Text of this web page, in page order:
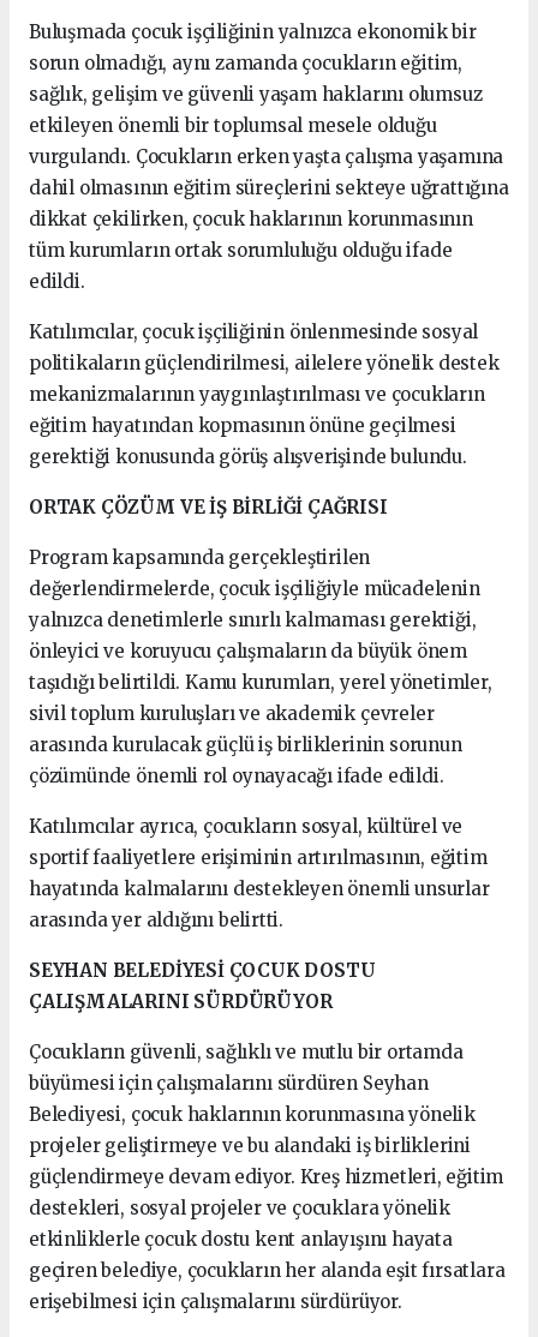
Buluşmada çocuk işçiliğinin yalnızca ekonomik bir
sorun olmadığı, aynı zamanda çocukların eğitim,
sağlık, gelişim ve güvenli yaşam haklarını olumsuz
etkileyen önemli bir toplumsal mesele olduğu
vurgulandı. Çocukların erken yaşta çalışma yaşamına
dahil olmasının eğitim süreçlerini sekteye uğrattığına
dikkat çekilirken, çocuk haklarının korunmasının
tüm kurumların ortak sorumluluğu olduğu ifade
edildi.
Katılımcılar, çocuk işçiliğinin önlenmesinde sosyal
politikaların güçlendirilmesi, ailelere yönelik destek
mekanizmalarının yaygınlaştırılması ve çocukların
eğitim hayatından kopmasının önüne geçilmesi
gerektiği konusunda görüş alışverişinde bulundu.
ORTAK ÇÖZÜM VE İŞ BİRLİĞİ ÇAĞRISI
Program kapsamında gerçekleştirilen
değerlendirmelerde, çocuk işçiliğiyle mücadelenin
yalnızca denetimlerle sınırlı kalmaması gerektiği,
önleyici ve koruyucu çalışmaların da büyük önem
taşıdığı belirtildi. Kamu kurumları, yerel yönetimler,
sivil toplum kuruluşları ve akademik çevreler
arasında kurulacak güçlü iş birliklerinin sorunun
çözümünde önemli rol oynayacağı ifade edildi.
Katılımcılar ayrıca, çocukların sosyal, kültürel ve
sportif faaliyetlere erişiminin artırılmasının, eğitim
hayatında kalmalarını destekleyen önemli unsurlar
arasında yer aldığını belirtti.
SEYHAN BELEDİYESİ ÇOCUK DOSTU
ÇALIŞMALARINI SÜRDÜRÜYOR
Çocukların güvenli, sağlıklı ve mutlu bir ortamda
büyümesi için çalışmalarını sürdüren Seyhan
Belediyesi, çocuk haklarının korunmasına yönelik
projeler geliştirmeye ve bu alandaki iş birliklerini
güçlendirmeye devam ediyor. Kreş hizmetleri, eğitim
destekleri, sosyal projeler ve çocuklara yönelik
etkinliklerle çocuk dostu kent anlayışını hayata
geçiren belediye, çocukların her alanda eşit fırsatlara
erişebilmesi için çalışmalarını sürdürüyor.